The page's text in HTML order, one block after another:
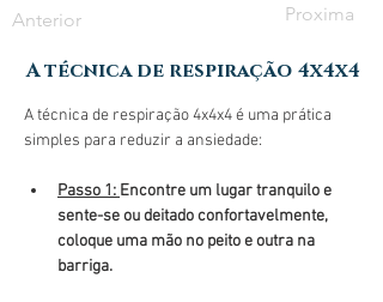
Anterior Proxima
A técnica de respiração 4x4x4
A técnica de respiração 4x4x4 é uma prática
simples para reduzir a ansiedade:
Passo 1: Encontre um lugar tranquilo e
sente-se ou deitado confortavelmente,
coloque uma mão no peito e outra na
barriga.